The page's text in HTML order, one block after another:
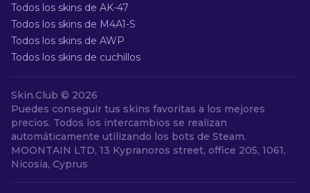
Todos los skins de AK-47
Todos los skins de M4A1-S
Todos los skins de AWP
Todos los skins de cuchillos
Skin.Club © 2026
Puedes conseguir tus skins favoritas a los mejores
precios. Todos los intercambios se realizan
automáticamente utilizando los bots de Steam.
MOONTAIN LTD, 13 Kypranoros street, office 205, 1061,
Nicosia, Cyprus